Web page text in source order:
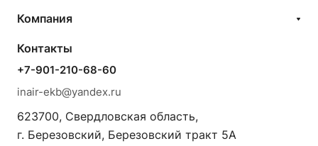
Компания
Контакты
+7-901-210-68-60
inair-ekb@yandex.ru
623700, Свердловская область,
г. Березовский, Березовский тракт 5А